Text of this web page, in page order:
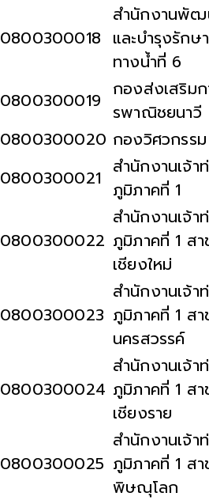
0800300018
สำนักงานพัฒ
และบำรุงรักษา
ทางน้ำที่ 6
0800300019 กองส่งเสริม
รพาณิชยนาวี
0800300020 กองวิศวกรรม
0800300021 สำนักงานเจ้า
ภูมิภาคที่ 1
0800300022
สำนักงานเจ้า
ภูมิภาคที่ 1 สา
เชียงใหม่
0800300023
สำนักงานเจ้า
ภูมิภาคที่ 1 สา
นครสวรรค์
0800300024
สำนักงานเจ้า
ภูมิภาคที่ 1 สา
เชียงราย
0800300025
สำนักงานเจ้า
ภูมิภาคที่ 1 สา
พิษณุโลก